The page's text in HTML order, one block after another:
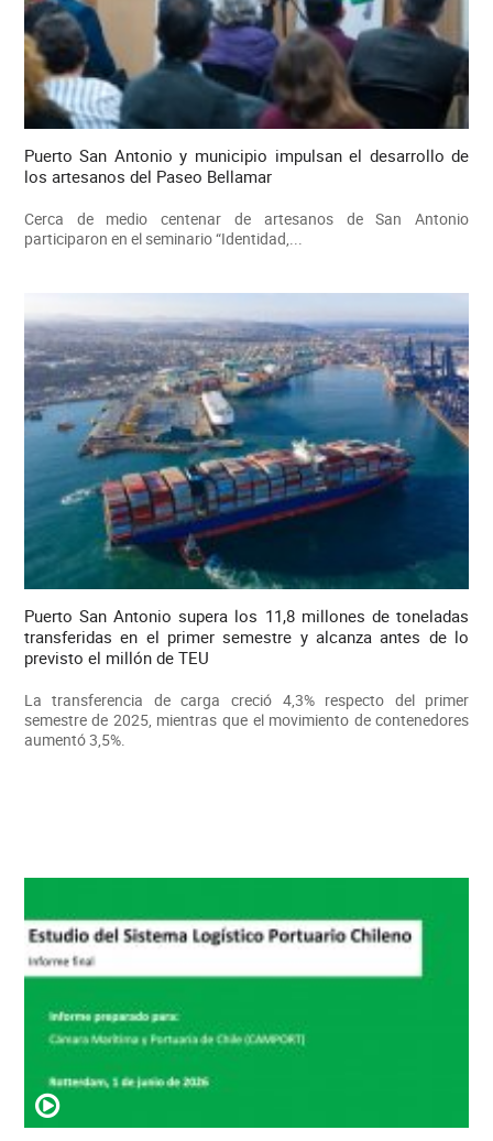
Puerto San Antonio y municipio impulsan el desarrollo de
los artesanos del Paseo Bellamar
Cerca de medio centenar de artesanos de San Antonio
participaron en el seminario “Identidad,...
Puerto San Antonio supera los 11,8 millones de toneladas
transferidas en el primer semestre y alcanza antes de lo
previsto el millón de TEU
La transferencia de carga creció 4,3% respecto del primer
semestre de 2025, mientras que el movimiento de contenedores
aumentó 3,5%.